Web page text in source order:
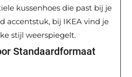
kussenhoes die past bij je
accentstuk, bij IKEA vind je
stijl weerspiegelt.
Standaardformaat